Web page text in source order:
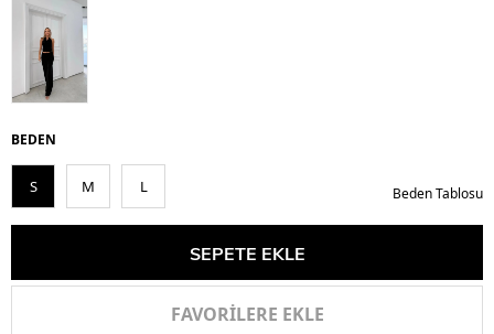
BEDEN
S M L Beden Tablosu
FAVORILERE EKLE